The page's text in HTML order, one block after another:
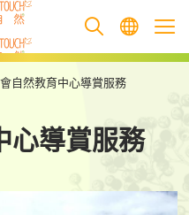
自然教育中心導賞服務
心導賞服務